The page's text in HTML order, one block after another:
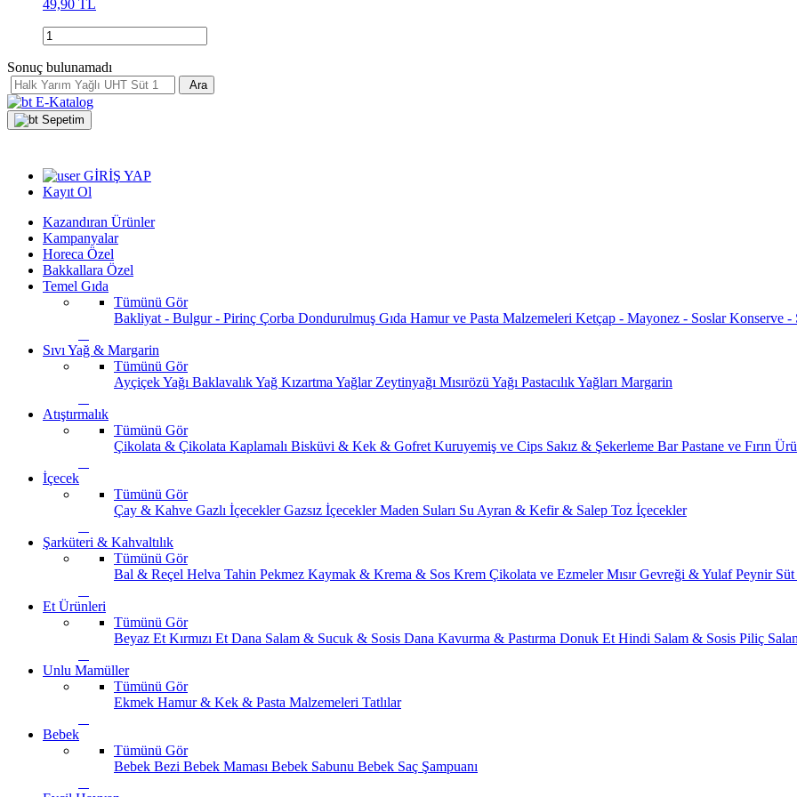
49,90 TL
Sonuç bulunamadı
Ara
E-Katalog
Sepetim
GİRİŞ YAP
Kayıt Ol
Kazandıran Ürünler
Kampanyalar
Horeca Özel
Bakkallara Özel
Temel Gıda
Tümünü Gör
Bakliyat - Bulgur - Pirinç Çorba Dondurulmuş Gıda Hamur ve Pasta Malzemeleri Ketçap - Mayonez - SoslarKonserve -
Sıvı Yağ & Margarin
Tümünü Gör
Ayçiçek Yağı Baklavalık Yağ Kızartma Yağlar Zeytinyağı Mısırözü Yağı Pastacılık Yağları Margarin
Atıştırmalık
Tümünü Gör
Çikolata & Çikolata Kaplamalı Bisküvi & Kek & Gofret Kuruyemiş ve Cips Sakız & Şekerleme BarPastane ve Fırın
İçecek
Tümünü Gör
Çay & Kahve Gazlı İçeceklerGazsız İçeceklerMaden Suları Su Ayran & Kefir & Salep Toz İçecekler
Şarküteri & Kahvaltılık
Tümünü Gör
Bal & Reçel Helva Tahin Pekmez Kaymak & Krema & Sos Krem Çikolata ve EzmelerMısır Gevreği & YulafPeynir
Et Ürünleri
Tümünü Gör
Beyaz Et Kırmızı Et Dana Salam & Sucuk & Sosis Dana Kavurma & Pastırma Donuk Et Hindi Salam & Sosis Piliç
Unlu Mamüller
Tümünü Gör
Ekmek Hamur & Kek & Pasta Malzemeleri Tatlılar
Bebek
Tümünü Gör
Bebek Bezi Bebek Maması Bebek Sabunu Bebek Saç Şampuanı